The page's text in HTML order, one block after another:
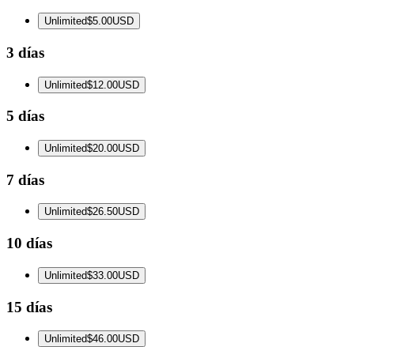
Unlimited$5.00USD
3 días
Unlimited$12.00USD
5 días
Unlimited$20.00USD
7 días
Unlimited$26.50USD
10 días
Unlimited$33.00USD
15 días
Unlimited$46.00USD